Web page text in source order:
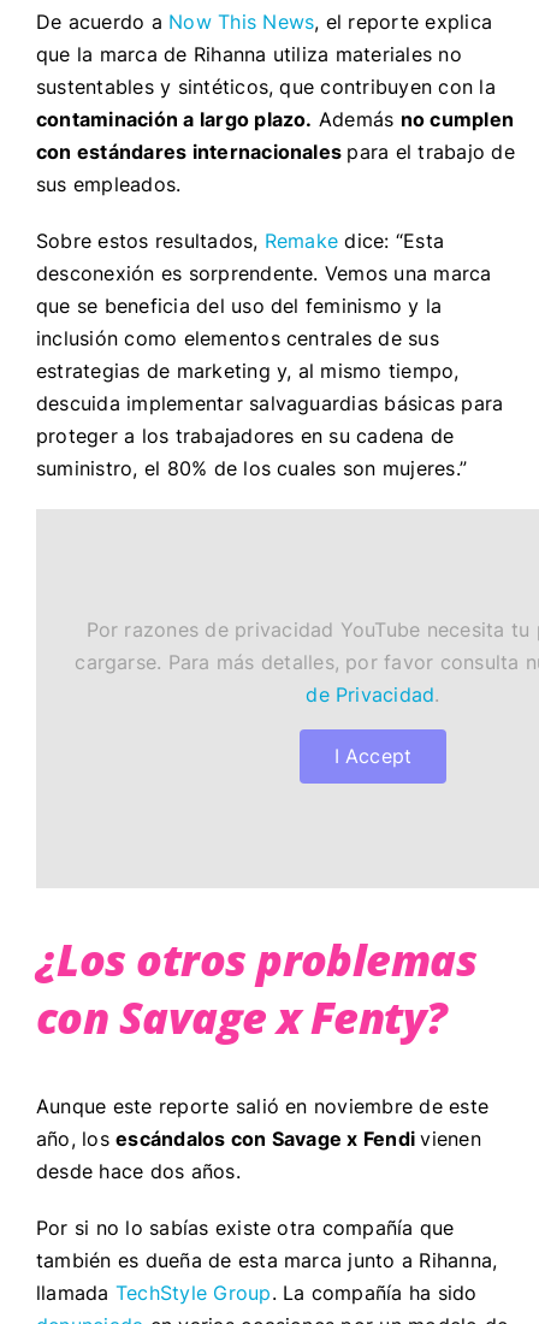
De acuerdo a Now This News, el reporte explica
que la marca de Rihanna utiliza materiales no
sustentables y sintéticos, que contribuyen con la
contaminación a largo plazo. Además no cumplen
con estándares internacionales para el trabajo de
sus empleados.
Sobre estos resultados, Remake dice: “Esta
desconexión es sorprendente. Vemos una marca
que se beneficia del uso del feminismo y la
inclusión como elementos centrales de sus
estrategias de marketing y, al mismo tiempo,
descuida implementar salvaguardias básicas para
proteger a los trabajadores en su cadena de
suministro, el 80% de los cuales son mujeres.”
Por razones de privacidad YouTube necesita tu
cargarse. Para más detalles, por favor consulta
de Privacidad.
I Accept
¿Los otros problemas
con Savage x Fenty?
Aunque este reporte salió en noviembre de este
año, losescándalos con Savage x Fendivienen
desde hace dos años.
Por si no lo sabías existe otra compañía que
también es dueña de esta marca junto a Rihanna,
llamada TechStyle Group. La compañía ha sido